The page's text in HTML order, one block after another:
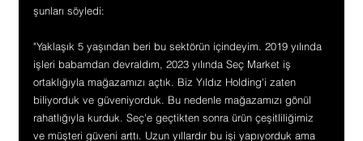
şunları söyledi:
"Yaklaşık 5 yaşından beri bu sektörün içindeyim. 2019 yılında
işleri babamdan devraldım, 2023 yılında Seç Market iş
ortaklığıyla mağazamızı açtık. Biz Yıldız Holding'i zaten
biliyorduk ve güveniyorduk. Bu nedenle mağazamızı gönül
rahatlığıyla kurduk. Seç'e geçtikten sonra ürün çeşitliliğimiz
ve müşteri güveni arttı. Uzun yıllardır bu işi yapıyorduk ama